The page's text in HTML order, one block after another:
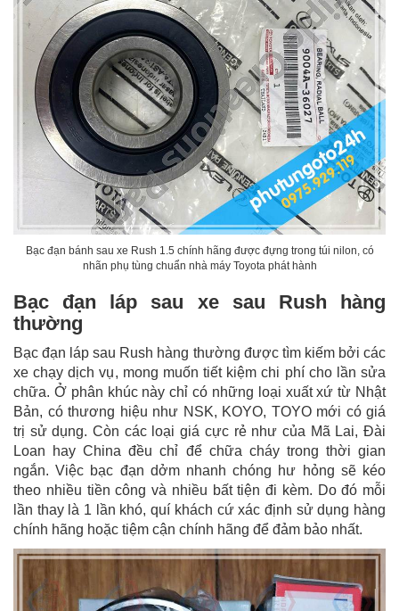
Bạc đạn bánh sau xe Rush 1.5 chính hãng được đựng trong túi nilon, có
nhãn phụ tùng chuẩn nhà máy Toyota phát hành
Bạc đạn láp sau xe sau Rush hàng
thường
Bạc đạn láp sau Rush hàng thường được tìm kiếm bởi các
xe chạy dịch vụ, mong muốn tiết kiệm chi phí cho lần sửa
chữa. Ở phân khúc này chỉ có những loại xuất xứ từ Nhật
Bản, có thương hiệu như NSK, KOYO, TOYO mới có giá
trị sử dụng. Còn các loại giá cực rẻ như của Mã Lai, Đài
Loan hay China đều chỉ để chữa cháy trong thời gian
ngắn. Việc bạc đạn dởm nhanh chóng hư hỏng sẽ kéo
theo nhiều tiền công và nhiều bất tiện đi kèm. Do đó mỗi
lần thay là 1 lần khó, quí khách cứ xác định sử dụng hàng
chính hãng hoặc tiệm cận chính hãng để đảm bảo nhất.